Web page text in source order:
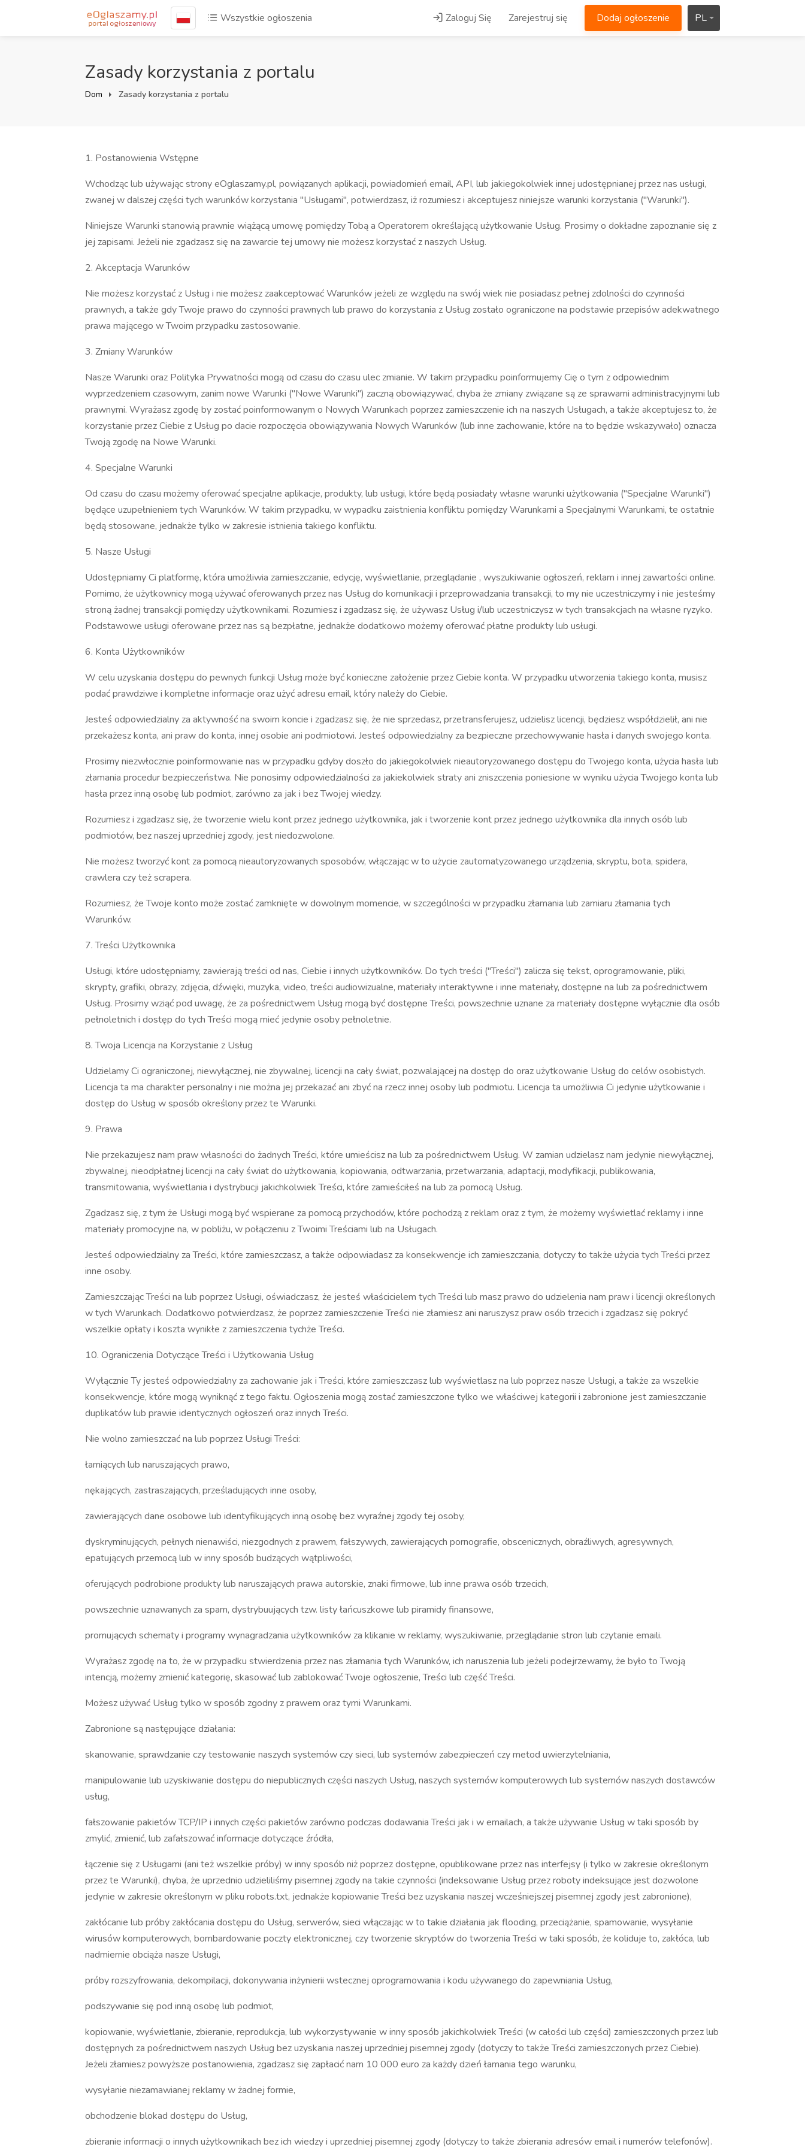
Wszystkie ogłoszenia Zaloguj Się Zarejestruj się Dodaj ogłoszenie PL
Zasady korzystania z portalu
Dom Zasady korzystania z portalu
1. Postanowienia Wstępne
Wchodząc lub używając strony eOglaszamy.pl, powiązanych aplikacji, powiadomień email, API, lub jakiegokolwiek innej udostępnianej przez nas usługi,
zwanej w dalszej części tych warunków korzystania "Usługami", potwierdzasz, iż rozumiesz i akceptujesz niniejsze warunki korzystania ("Warunki").
Niniejsze Warunki stanowią prawnie wiążącą umowę pomiędzy Tobą a Operatorem określającą użytkowanie Usług. Prosimy o dokładne zapoznanie się z
jej zapisami. Jeżeli nie zgadzasz się na zawarcie tej umowy nie możesz korzystać z naszych Usług.
2. Akceptacja Warunków
Nie możesz korzystać z Usług i nie możesz zaakceptować Warunków jeżeli ze względu na swój wiek nie posiadasz pełnej zdolności do czynności
prawnych, a także gdy Twoje prawo do czynności prawnych lub prawo do korzystania z Usług zostało ograniczone na podstawie przepisów adekwatnego
prawa mającego w Twoim przypadku zastosowanie.
3. Zmiany Warunków
Nasze Warunki oraz Polityka Prywatności mogą od czasu do czasu ulec zmianie. W takim przypadku poinformujemy Cię o tym z odpowiednim
wyprzedzeniem czasowym, zanim nowe Warunki ("Nowe Warunki") zaczną obowiązywać, chyba że zmiany związane są ze sprawami administracyjnymi lub
prawnymi. Wyrażasz zgodę by zostać poinformowanym o Nowych Warunkach poprzez zamieszczenie ich na naszych Usługach, a także akceptujesz to, że
korzystanie przez Ciebie z Usług po dacie rozpoczęcia obowiązywania Nowych Warunków (lub inne zachowanie, które na to będzie wskazywało) oznacza
Twoją zgodę na Nowe Warunki.
4. Specjalne Warunki
Od czasu do czasu możemy oferować specjalne aplikacje, produkty, lub usługi, które będą posiadały własne warunki użytkowania ("Specjalne Warunki")
będące uzupełnieniem tych Warunków. W takim przypadku, w wypadku zaistnienia konfliktu pomiędzy Warunkami a Specjalnymi Warunkami, te ostatnie
będą stosowane, jednakże tylko w zakresie istnienia takiego konfliktu.
5. Nasze Usługi
Udostępniamy Ci platformę, która umożliwia zamieszczanie, edycję, wyświetlanie, przeglądanie , wyszukiwanie ogłoszeń, reklam i innej zawartości online.
Pomimo, że użytkownicy mogą używać oferowanych przez nas Usług do komunikacji i przeprowadzania transakcji, to my nie uczestniczymy i nie jesteśmy
stroną żadnej transakcji pomiędzy użytkownikami. Rozumiesz i zgadzasz się, że używasz Usług i/lub uczestniczysz w tych transakcjach na własne ryzyko.
Podstawowe usługi oferowane przez nas są bezpłatne, jednakże dodatkowo możemy oferować płatne produkty lub usługi.
6. Konta Użytkowników
W celu uzyskania dostępu do pewnych funkcji Usług może być konieczne założenie przez Ciebie konta. W przypadku utworzenia takiego konta, musisz
podać prawdziwe i kompletne informacje oraz użyć adresu email, który należy do Ciebie.
Jesteś odpowiedzialny za aktywność na swoim koncie i zgadzasz się, że nie sprzedasz, przetransferujesz, udzielisz licencji, będziesz współdzielił, ani nie
przekażesz konta, ani praw do konta, innej osobie ani podmiotowi. Jesteś odpowiedzialny za bezpieczne przechowywanie hasła i danych swojego konta.
Prosimy niezwłocznie poinformowanie nas w przypadku gdyby doszło do jakiegokolwiek nieautoryzowanego dostępu do Twojego konta, użycia hasła lub
złamania procedur bezpieczeństwa. Nie ponosimy odpowiedzialności za jakiekolwiek straty ani zniszczenia poniesione w wyniku użycia Twojego konta lub
hasła przez inną osobę lub podmiot, zarówno za jak i bez Twojej wiedzy.
Rozumiesz i zgadzasz się, że tworzenie wielu kont przez jednego użytkownika, jak i tworzenie kont przez jednego użytkownika dla innych osób lub
podmiotów, bez naszej uprzedniej zgody, jest niedozwolone.
Nie możesz tworzyć kont za pomocą nieautoryzowanych sposobów, włączając w to użycie zautomatyzowanego urządzenia, skryptu, bota, spidera,
crawlera czy też scrapera.
Rozumiesz, że Twoje konto może zostać zamknięte w dowolnym momencie, w szczególności w przypadku złamania lub zamiaru złamania tych
Warunków.
7. Treści Użytkownika
Usługi, które udostępniamy, zawierają treści od nas, Ciebie i innych użytkowników. Do tych treści ("Treści") zalicza się tekst, oprogramowanie, pliki,
skrypty, grafiki, obrazy, zdjęcia, dźwięki, muzyka, video, treści audiowizualne, materiały interaktywne i inne materiały, dostępne na lub za pośrednictwem
Usług. Prosimy wziąć pod uwagę, że za pośrednictwem Usług mogą być dostępne Treści, powszechnie uznane za materiały dostępne wyłącznie dla osób
pełnoletnich i dostęp do tych Treści mogą mieć jedynie osoby pełnoletnie.
8. Twoja Licencja na Korzystanie z Usług
Udzielamy Ci ograniczonej, niewyłącznej, nie zbywalnej, licencji na cały świat, pozwalającej na dostęp do oraz użytkowanie Usług do celów osobistych.
Licencja ta ma charakter personalny i nie można jej przekazać ani zbyć na rzecz innej osoby lub podmiotu. Licencja ta umożliwia Ci jedynie użytkowanie i
dostęp do Usług w sposób określony przez te Warunki.
9. Prawa
Nie przekazujesz nam praw własności do żadnych Treści, które umieścisz na lub za pośrednictwem Usług. W zamian udzielasz nam jedynie niewyłącznej,
zbywalnej, nieodpłatnej licencji na cały świat do użytkowania, kopiowania, odtwarzania, przetwarzania, adaptacji, modyfikacji, publikowania,
transmitowania, wyświetlania i dystrybucji jakichkolwiek Treści, które zamieściłeś na lub za pomocą Usług.
Zgadzasz się, z tym że Usługi mogą być wspierane za pomocą przychodów, które pochodzą z reklam oraz z tym, że możemy wyświetlać reklamy i inne
materiały promocyjne na, w pobliżu, w połączeniu z Twoimi Treściami lub na Usługach.
Jesteś odpowiedzialny za Treści, które zamieszczasz, a także odpowiadasz za konsekwencje ich zamieszczania, dotyczy to także użycia tych Treści przez
inne osoby.
Zamieszczając Treści na lub poprzez Usługi, oświadczasz, że jesteś właścicielem tych Treści lub masz prawo do udzielenia nam praw i licencji określonych
w tych Warunkach. Dodatkowo potwierdzasz, że poprzez zamieszczenie Treści nie złamiesz ani naruszysz praw osób trzecich i zgadzasz się pokryć
wszelkie opłaty i koszta wynikłe z zamieszczenia tychże Treści.
10. Ograniczenia Dotyczące Treści i Użytkowania Usług
Wyłącznie Ty jesteś odpowiedzialny za zachowanie jak i Treści, które zamieszczasz lub wyświetlasz na lub poprzez nasze Usługi, a także za wszelkie
konsekwencje, które mogą wyniknąć z tego faktu. Ogłoszenia mogą zostać zamieszczone tylko we właściwej kategorii i zabronione jest zamieszczanie
duplikatów lub prawie identycznych ogłoszeń oraz innych Treści.
Nie wolno zamieszczać na lub poprzez Usługi Treści:
łamiących lub naruszających prawo,
nękających, zastraszających, prześladujących inne osoby,
zawierających dane osobowe lub identyfikujących inną osobę bez wyraźnej zgody tej osoby,
dyskryminujących, pełnych nienawiści, niezgodnych z prawem, fałszywych, zawierających pornografie, obscenicznych, obraźliwych, agresywnych,
epatujących przemocą lub w inny sposób budzących wątpliwości,
oferujących podrobione produkty lub naruszających prawa autorskie, znaki firmowe, lub inne prawa osób trzecich,
powszechnie uznawanych za spam, dystrybuujących tzw. listy łańcuszkowe lub piramidy finansowe,
promujących schematy i programy wynagradzania użytkowników za klikanie w reklamy, wyszukiwanie, przeglądanie stron lub czytanie emaili.
Wyrażasz zgodę na to, że w przypadku stwierdzenia przez nas złamania tych Warunków, ich naruszenia lub jeżeli podejrzewamy, że było to Twoją
intencją, możemy zmienić kategorię, skasować lub zablokować Twoje ogłoszenie, Treści lub część Treści.
Możesz używać Usług tylko w sposób zgodny z prawem oraz tymi Warunkami.
Zabronione są następujące działania:
skanowanie, sprawdzanie czy testowanie naszych systemów czy sieci, lub systemów zabezpieczeń czy metod uwierzytelniania,
manipulowanie lub uzyskiwanie dostępu do niepublicznych części naszych Usług, naszych systemów komputerowych lub systemów naszych dostawców
usług,
fałszowanie pakietów TCP/IP i innych części pakietów zarówno podczas dodawania Treści jak i w emailach, a także używanie Usług w taki sposób by
zmylić, zmienić, lub zafałszować informacje dotyczące źródła,
łączenie się z Usługami (ani też wszelkie próby) w inny sposób niż poprzez dostępne, opublikowane przez nas interfejsy (i tylko w zakresie określonym
przez te Warunki), chyba, że uprzednio udzieliliśmy pisemnej zgody na takie czynności (indeksowanie Usług przez roboty indeksujące jest dozwolone
jedynie w zakresie określonym w pliku robots.txt, jednakże kopiowanie Treści bez uzyskania naszej wcześniejszej pisemnej zgody jest zabronione),
zakłócanie lub próby zakłócania dostępu do Usług, serwerów, sieci włączając w to takie działania jak flooding, przeciążanie, spamowanie, wysyłanie
wirusów komputerowych, bombardowanie poczty elektronicznej, czy tworzenie skryptów do tworzenia Treści w taki sposób, że koliduje to, zakłóca, lub
nadmiernie obciąża nasze Usługi,
próby rozszyfrowania, dekompilacji, dokonywania inżynierii wstecznej oprogramowania i kodu używanego do zapewniania Usług,
podszywanie się pod inną osobę lub podmiot,
kopiowanie, wyświetlanie, zbieranie, reprodukcja, lub wykorzystywanie w inny sposób jakichkolwiek Treści (w całości lub części) zamieszczonych przez lub
dostępnych za pośrednictwem naszych Usług bez uzyskania naszej uprzedniej pisemnej zgody (dotyczy to także Treści zamieszczonych przez Ciebie).
Jeżeli złamiesz powyższe postanowienia, zgadzasz się zapłacić nam 10 000 euro za każdy dzień łamania tego warunku,
wysyłanie niezamawianej reklamy w żadnej formie,
obchodzenie blokad dostępu do Usług,
zbieranie informacji o innych użytkownikach bez ich wiedzy i uprzedniej pisemnej zgody (dotyczy to także zbierania adresów email i numerów telefonów).